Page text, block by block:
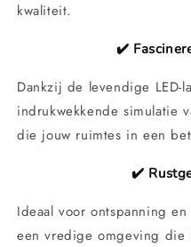
kwaliteit.
✔️
Dankzij de levendige LED-
indrukwekkende simulatie
die jouw ruimtes in een
✔️
Ideaal voor ontspanning
een vredige omgeving